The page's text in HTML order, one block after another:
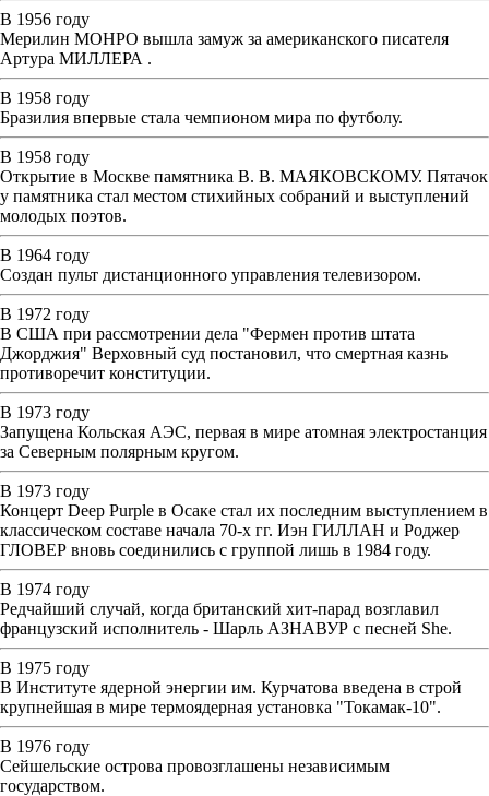
В 1956 году
Мерилин МОНРО вышла замуж за американского писателя
Артура МИЛЛЕРА .
В 1958 году
Бразилия впервые стала чемпионом мира по футболу.
В 1958 году
Открытие в Москве памятника В. В. МАЯКОВСКОМУ. Пятачок
у памятника стал местом стихийных собраний и выступлений
молодых поэтов.
В 1964 году
Создан пульт дистанционного управления телевизором.
В 1972 году
В США при рассмотрении дела "Фермен против штата
Джорджия" Верховный суд постановил, что смертная казнь
противоречит конституции.
В 1973 году
Запущена Кольская АЭС, первая в мире атомная электростанция
за Северным полярным кругом.
В 1973 году
Концерт Deep Purple в Осаке стал их последним выступлением в
классическом составе начала 70-х гг. Иэн ГИЛЛАН и Роджер
ГЛОВЕР вновь соединились с группой лишь в 1984 году.
В 1974 году
Редчайший случай, когда британский хит-парад возглавил
французский исполнитель - Шарль АЗНАВУР с песней She.
В 1975 году
В Институте ядерной энергии им. Курчатова введена в строй
крупнейшая в мире термоядерная установка "Токамак-10".
В 1976 году
Сейшельские острова провозглашены независимым
государством.